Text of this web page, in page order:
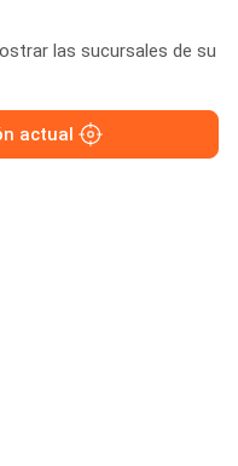
las sucursales de su
actual